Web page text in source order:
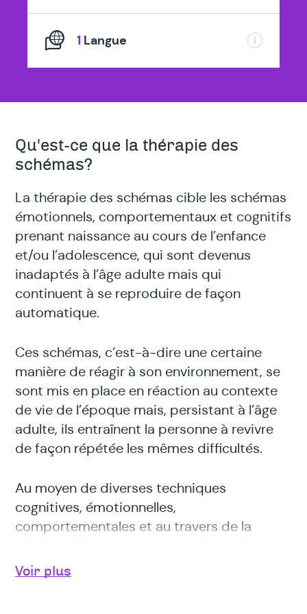
1 Langue
Qu'est-ce que la thérapie des
schémas?
La thérapie des schémas cible les schémas
émotionnels, comportementaux et cognitifs
prenant naissance au cours de l’enfance
et/ou l’adolescence, qui sont devenus
inadaptés à l’âge adulte mais qui
continuent à se reproduire de façon
automatique.
Ces schémas, c’est-à-dire une certaine
manière de réagir à son environnement, se
sont mis en place en réaction au contexte
de vie de l’époque mais, persistant à l’âge
adulte, ils entraînent la personne à revivre
de façon répétée les mêmes difficultés.
Au moyen de diverses techniques
cognitives, émotionnelles,
comportementales et au travers de la
pour objectif d’aider le patient à
reconnaître l’activation des schémas qui
Voir plus